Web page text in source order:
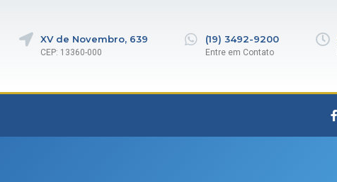
XV de Novembro, 639
CEP: 13360-000
(19) 3492-9200
Entre em Contato